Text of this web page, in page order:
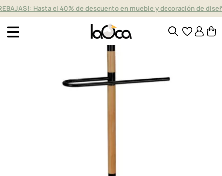
Hasta el 40% de descuento en mueble y decoración de